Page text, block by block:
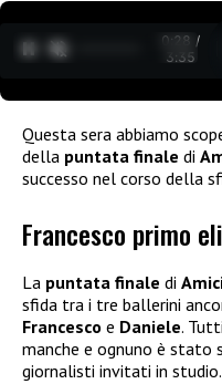
0:29 /
3:35
Questa sera abbiamo
della puntata finale di
successo nel corso della
Francesco primo
La puntata finale di
sfida tra i tre ballerini
Francesco e Daniele.
manche e ognuno è
giornalisti invitati in studio.